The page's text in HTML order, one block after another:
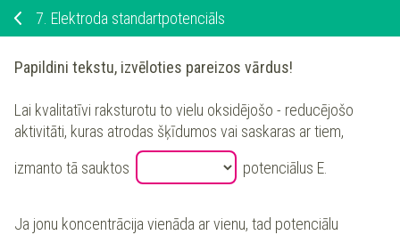
7. Elektroda standartpotenciāls
Papildini tekstu, izvēloties pareizos vārdus!
Lai kvalitatīvi raksturotu to vielu oksidējošo - reducējošo
aktivitāti, kuras atrodas šķīdumos vai saskaras ar tiem,
izmanto tā sauktos
potenciālus E.
Ja jonu koncentrācija vienāda ar vienu, tad potenciālu